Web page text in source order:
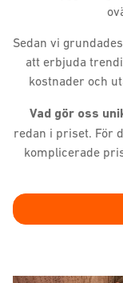
Sedan vi
att erbjuda
kostnader och
Vad gör oss
redan i priset. För
komplicerade